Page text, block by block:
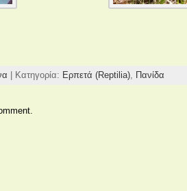
| Κατηγορία: Ερπετά (Reptilia), Πανίδα